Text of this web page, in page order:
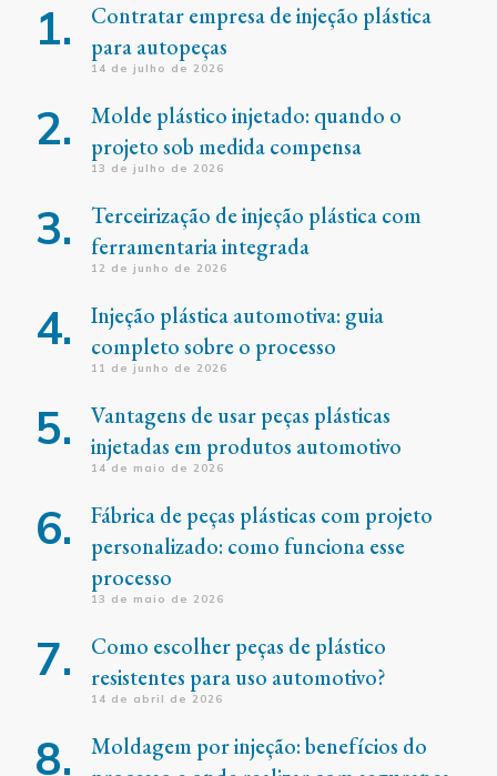
Contratar empresa de injeção plástica
para autopeças
14 de julho de 2026
Molde plástico injetado: quando o
projeto sob medida compensa
13 de julho de 2026
Terceirização de injeção plástica com
ferramentaria integrada
12 de junho de 2026
Injeção plástica automotiva: guia
completo sobre o processo
11 de junho de 2026
Vantagens de usar peças plásticas
injetadas em produtos automotivo
14 de maio de 2026
Fábrica de peças plásticas com projeto
personalizado: como funciona esse
processo
13 de maio de 2026
Como escolher peças de plástico
resistentes para uso automotivo?
14 de abril de 2026
Moldagem por injeção: benefícios do